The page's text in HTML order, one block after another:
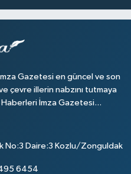
Gazetesi en güncel ve son
çevre illerin nabzını tutmaya
İmza Gazetesi...
No:3 Daire:3 Kozlu/Zonguldak
6454